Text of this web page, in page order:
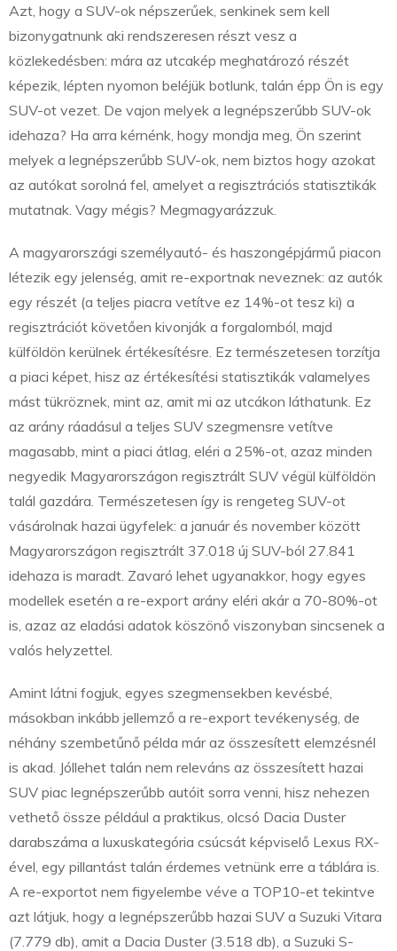
Azt, hogy a SUV-ok népszerűek, senkinek sem kell
bizonygatnunk aki rendszeresen részt vesz a
közlekedésben: mára az utcakép meghatározó részét
képezik, lépten nyomon beléjük botlunk, talán épp Ön is egy
SUV-ot vezet. De vajon melyek a legnépszerűbb SUV-ok
idehaza? Ha arra kérnénk, hogy mondja meg, Ön szerint
melyek a legnépszerűbb SUV-ok, nem biztos hogy azokat
az autókat sorolná fel, amelyet a regisztrációs statisztikák
mutatnak. Vagy mégis? Megmagyarázzuk.
A magyarországi személyautó- és haszongépjármű piacon
létezik egy jelenség, amit re-exportnak neveznek: az autók
egy részét (a teljes piacra vetítve ez 14%-ot tesz ki) a
regisztrációt követően kivonják a forgalomból, majd
külföldön kerülnek értékesítésre. Ez természetesen torzítja
a piaci képet, hisz az értékesítési statisztikák valamelyes
mást tükröznek, mint az, amit mi az utcákon láthatunk. Ez
az arány ráadásul a teljes SUV szegmensre vetítve
magasabb, mint a piaci átlag, eléri a 25%-ot, azaz minden
negyedik Magyarországon regisztrált SUV végül külföldön
talál gazdára. Természetesen így is rengeteg SUV-ot
vásárolnak hazai ügyfelek: a január és november között
Magyarországon regisztrált 37.018 új SUV-ból 27.841
idehaza is maradt. Zavaró lehet ugyanakkor, hogy egyes
modellek esetén a re-export arány eléri akár a 70-80%-ot
is, azaz az eladási adatok köszönő viszonyban sincsenek a
valós helyzettel.
Amint látni fogjuk, egyes szegmensekben kevésbé,
másokban inkább jellemző a re-export tevékenység, de
néhány szembetűnő példa már az összesített elemzésnél
is akad. Jóllehet talán nem releváns az összesített hazai
SUV piac legnépszerűbb autóit sorra venni, hisz nehezen
vethető össze például a praktikus, olcsó Dacia Duster
darabszáma a luxuskategória csúcsát képviselő Lexus RX-
ével, egy pillantást talán érdemes vetnünk erre a táblára is.
A re-exportot nem figyelembe véve a TOP10-et tekintve
azt látjuk, hogy a legnépszerűbb hazai SUV a Suzuki Vitara
(7.779 db), amit a Dacia Duster (3.518 db), a Suzuki S-